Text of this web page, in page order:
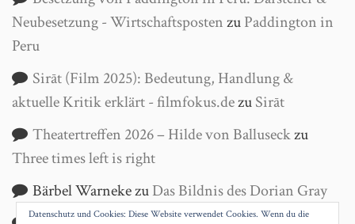
Neubesetzung - WirtschaftspostenzuPaddington in
Peru
Sirāt (Film 2025): Bedeutung, Handlung &
aktuelle Kritik erklärt - filmfokus.dezuSirāt
Theatertreffen 2026 – Hilde von Balluseckzu
Three times left is right
Bärbel WarnekezuDas Bildnis des Dorian Gray
Datenschutz und Cookies: Diese Website verwendet Cookies. Wenn du die